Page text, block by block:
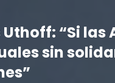
“Si
sin